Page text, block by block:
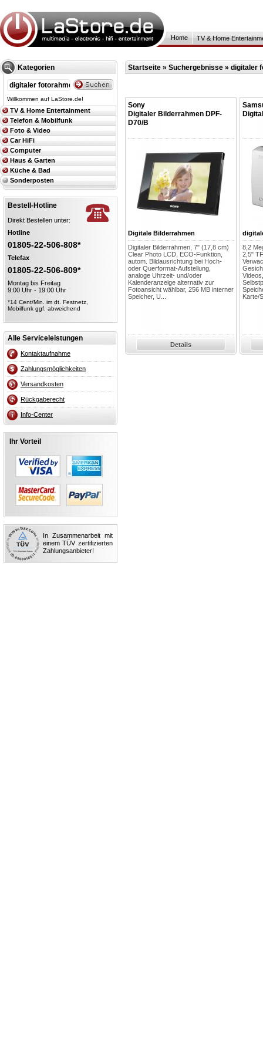
Home TV & Home
Kategorien
Willkommen auf LaStore.de!
TV & Home Entertainment
Telefon & Mobilfunk
Foto & Video
Car HiFi
Computer
Haus & Garten
Küche & Bad
Sonderposten
Bestell-Hotline
Direkt Bestellen unter:
Hotline
01805-22-506-808*
Telefax
01805-22-506-809*
Montag bis Freitag
9:00 Uhr - 19:00 Uhr
*14 Cent/Min. im dt. Festnetz,
Mobilfunk ggf. abweichend
Alle Serviceleistungen
Kontaktaufnahme
Zahlungsmöglichkeiten
Versandkosten
Rückgaberecht
Info-Center
Ihr Vorteil
In Zusammenarbeit mit
einem TÜV zertifizierten
Zahlungsanbieter!
Startseite » Suchergebnisse » digitaler
Sony
Digitaler Bilderrahmen DPF-
D70/B
Digitale Bilderrahmen
Digitaler Bilderrahmen, 7" (17,8 cm)
Clear Photo LCD, ECO-Funktion,
autom. Bildausrichtung bei Hoch-
oder Querformat-Aufstellung,
analoge Uhrzeit- und/oder
Kalenderanzeige alternativ zur
Fotoansicht wählbar, 256 MB interner
Speicher, U...
Details
8,2
2,5"
Karte/